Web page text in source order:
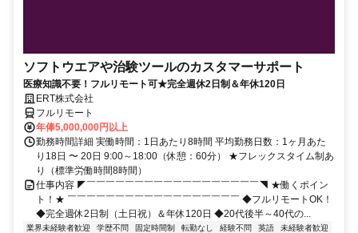
ソフトウエアや治験ツールのカスタマーサポート
医療知識不要！フルリモート可★完全週休2日制＆年休120日
ERT株式会社
フルリモート
年俸5,000,000円以上
勤務時間詳細 実働時間：1日あたり8時間 平均勤務日数：1ヶ月あた
り18日 〜 20日 9:00～18:00（休憩：60分） ★フレックスタイム制あ
り（標準労働時間8時間）
仕事内容 ◤￣￣￣￣￣￣￣￣￣￣￣￣￣￣￣￣￣￣◥ ★働くポイン
ト！★ ￣￣￣￣￣￣￣￣￣￣￣￣￣￣￣￣￣￣ ◆フルリモートOK！
◆完全週休2日制（土日祝）＆年休120日 ◆20代後半～40代の...
業界未経験者歓迎 学歴不問 固定時間制 転勤なし 経験不問 英語
未経験者歓迎